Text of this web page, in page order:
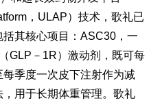
，ULAP）技术，歌礼已
其核心项目：ASC30，一
GLP－1R）激动剂，既可每
季度一次皮下注射作为减
用于长期体重管理。歌礼